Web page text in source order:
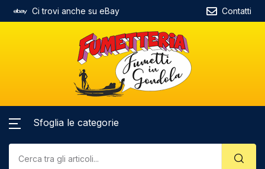
Ci trovi anche su eBay Contatti
Sfoglia le categorie